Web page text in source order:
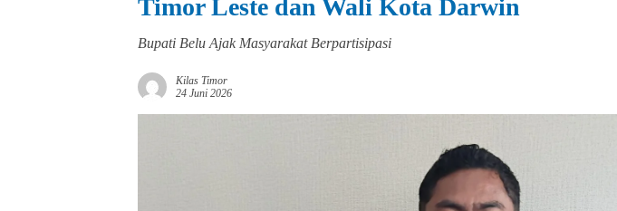
Timor Leste dan Wali Kota Darwin
Bupati Belu Ajak Masyarakat Berpartisipasi
Kilas Timor
24 Juni 2026